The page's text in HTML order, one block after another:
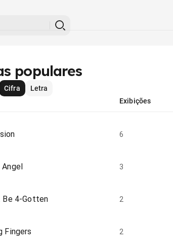
populares
Cifra
Letra
Exibições
6
Angel 3
Be 4-Gotten 2
Fingers 2